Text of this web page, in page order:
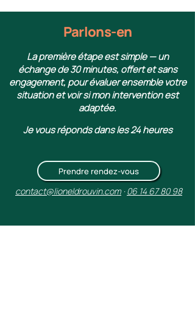
Parlons-en
La première étape est simple — un
échange de 30 minutes, offert et sans
engagement, pour évaluer ensemble votre
situation et voir si mon intervention est
adaptée.
Je vous réponds dans les 24 heures
Prendre rendez-vous
contact@lioneldrouvin.com·06 14 67 80 98